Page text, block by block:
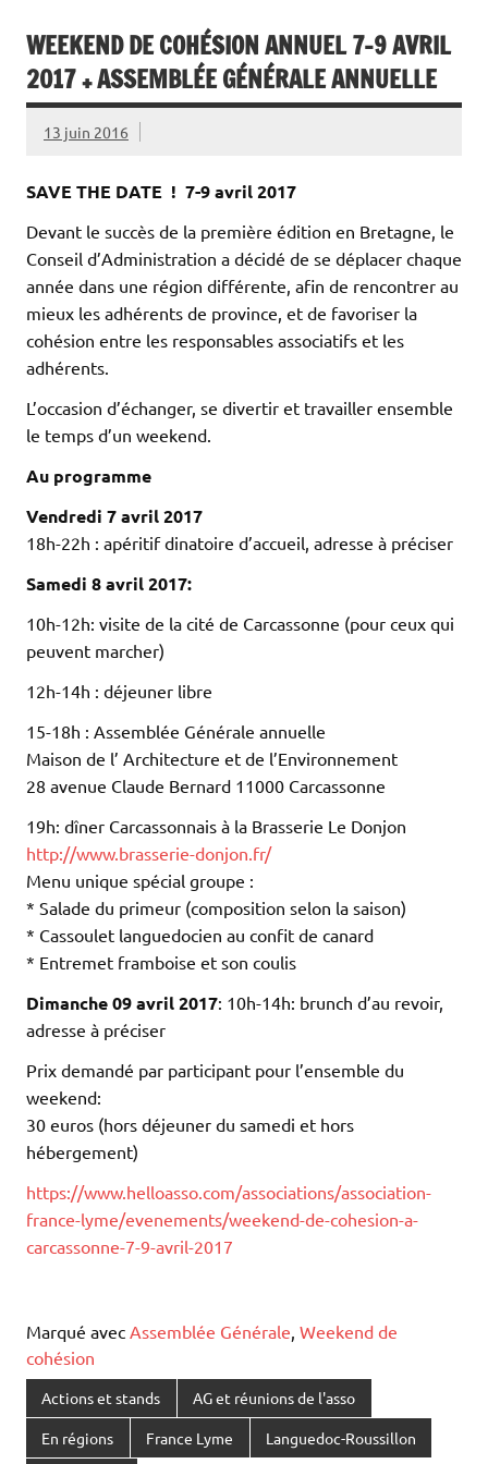
WEEKEND DE COHÉSION ANNUEL 7-9 AVRIL
2017 + ASSEMBLÉE GÉNÉRALE ANNUELLE
13 juin 2016
SAVE THE DATE ! 7-9 avril 2017
Devant le succès de la première édition en Bretagne, le
Conseil d’Administration a décidé de se déplacer chaque
année dans une région différente, afin de rencontrer au
mieux les adhérents de province, et de favoriser la
cohésion entre les responsables associatifs et les
adhérents.
L’occasion d’échanger, se divertir et travailler ensemble
le temps d’un weekend.
Au programme
Vendredi 7 avril 2017
18h-22h : apéritif dinatoire d’accueil, adresse à préciser
Samedi 8 avril 2017:
10h-12h: visite de la cité de Carcassonne (pour ceux qui
peuvent marcher)
12h-14h : déjeuner libre
15-18h : Assemblée Générale annuelle
Maison de l’ Architecture et de l’Environnement
28 avenue Claude Bernard 11000 Carcassonne
19h: dîner Carcassonnais à la Brasserie Le Donjon
http://www.brasserie-donjon.fr/
Menu unique spécial groupe :
* Salade du primeur (composition selon la saison)
* Cassoulet languedocien au confit de canard
* Entremet framboise et son coulis
Dimanche 09 avril 2017: 10h-14h: brunch d’au revoir,
adresse à préciser
Prix demandé par participant pour l’ensemble du
weekend:
30 euros (hors déjeuner du samedi et hors
hébergement)
https://www.helloasso.com/associations/association-
france-lyme/evenements/weekend-de-cohesion-a-
carcassonne-7-9-avril-2017
Marqué avec Assemblée Générale Weekend de
cohésion
Actions et stands AG et réunions de l'asso
En régions France Lyme Languedoc-Roussillon